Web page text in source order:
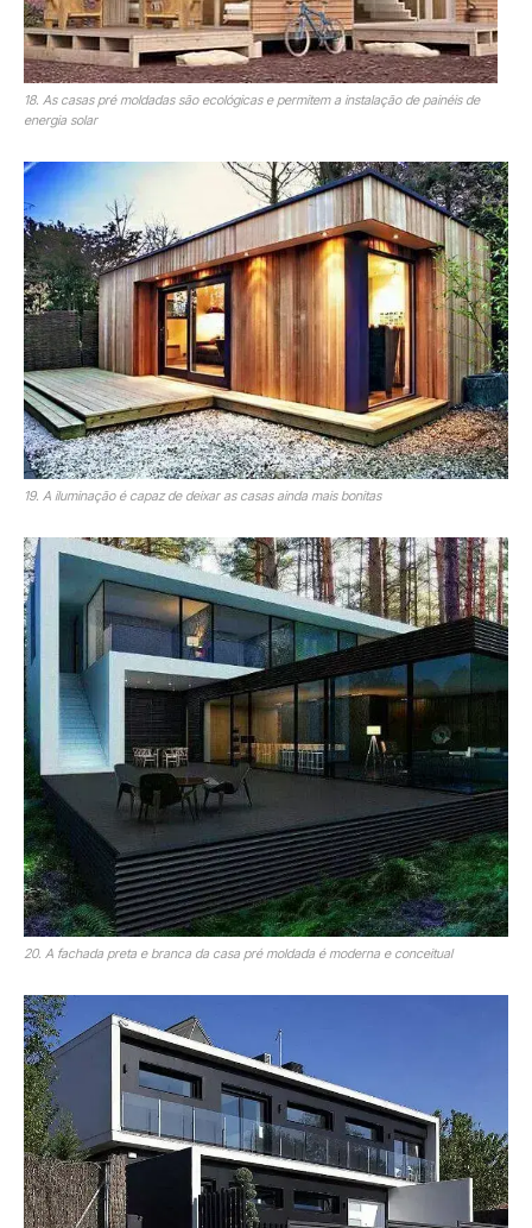
18. As casas pré moldadas são ecológicas e permitem a instalação de painéis de
energia solar
19. A iluminação é capaz de deixar as casas ainda mais bonitas
20. A fachada preta e branca da casa pré moldada é moderna e conceitual